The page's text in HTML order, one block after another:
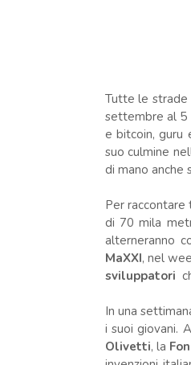
Tutte le strade
settembre al 5
e bitcoin, guru
suo culmine
di mano anche
Per
di 70 mila
alterneranno
MaXXI, nel
sviluppatori
In una
i suoi giovani.
Olivetti, la